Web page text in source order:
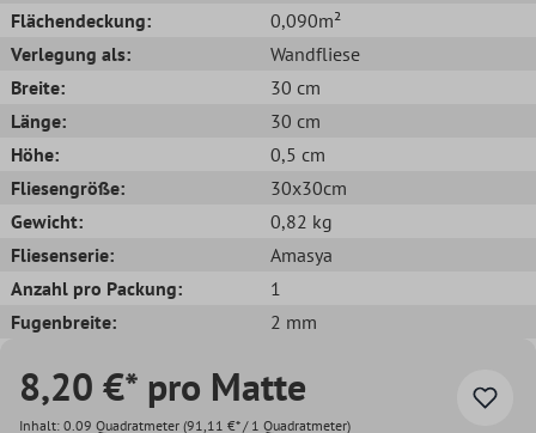
Flächendeckung:
0,090m²
Verlegung als:
Wandfliese
Breite:
30 cm
Länge:
30 cm
Höhe:
0,5 cm
Fliesengröße:
30x30cm
Gewicht:
0,82 kg
Fliesenserie:
Amasya
Anzahl pro Packung:
1
Fugenbreite:
2 mm
8,20 €* pro Matte
Inhalt: 0.09 Quadratmeter (91,11 €* / 1 Quadratmeter)